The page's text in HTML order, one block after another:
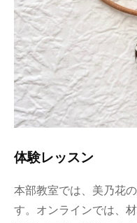
体験レッスン
本部教室では、美乃花
す。オンラインでは、